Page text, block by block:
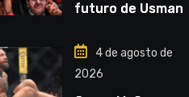
futuro de Usman
“Van a ver en qué
liga competirá”
4 de agosto de
2026